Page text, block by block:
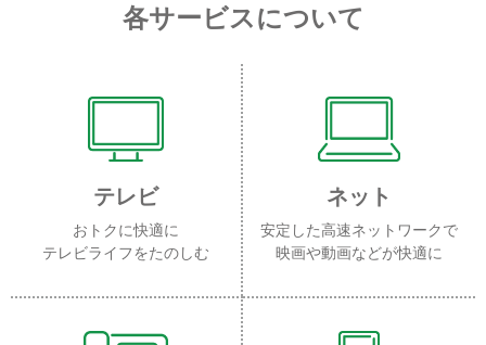
各サービスについて
テレビ
おトクに快適に
テレビライフをたのしむ
ネット
安定した高速ネットワークで
映画や動画などが快適に